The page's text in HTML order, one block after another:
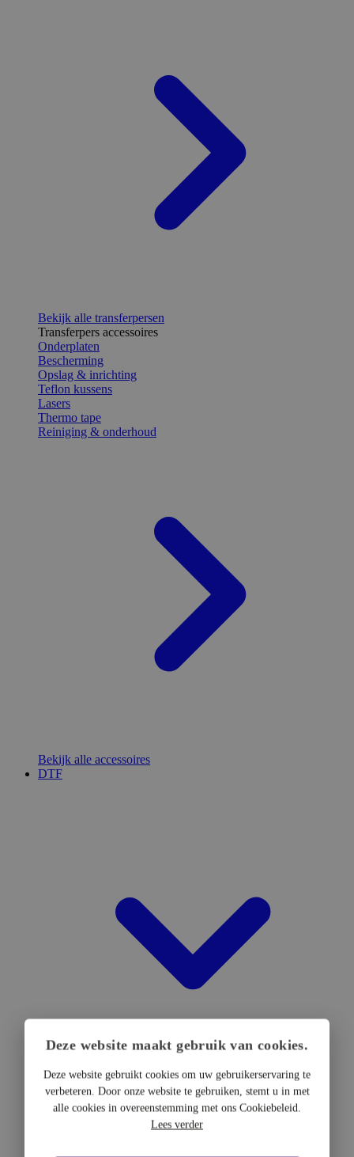
Bekijk alle transferpersen
Transferpers accessoires
Onderplaten
Bescherming
Opslag & inrichting
Teflon kussens
Lasers
Thermo tape
Reiniging & onderhoud
Bekijk alle accessoires
DTF
DTF Hardware
DTF Printers
Deze website maakt gebruik van cookies.
Deze website gebruikt cookies om uw gebruikerservaring te
verbeteren. Door onze website te gebruiken, stemt u in met
alle cookies in overeenstemming met ons Cookiebeleid.
Lees verder